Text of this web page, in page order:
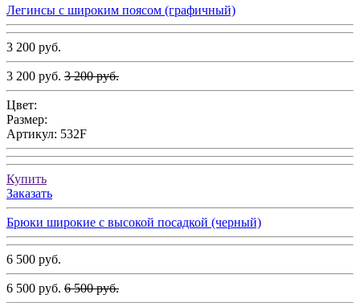
Легинсы с широким поясом (графичный)
3 200 руб.
3 200 руб. 3 200 руб.
Цвет:
Размер:
Артикул: 532F
Купить
Заказать
Брюки широкие с высокой посадкой (черный)
6 500 руб.
6 500 руб. 6 500 руб.